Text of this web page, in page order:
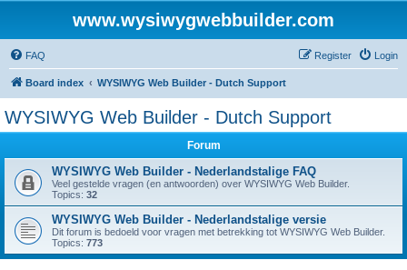
www.wysiwygwebbuilder.com
FAQ Login
Register
Board index WYSIWYG Web Builder - Dutch Support
WYSIWYG Web Builder - Dutch Support
Forum
WYSIWYG Web Builder - Nederlandstalige FAQ
Veel gestelde vragen (en antwoorden) over WYSIWYG Web Builder.
Topics: 32
WYSIWYG Web Builder - Nederlandstalige versie
Dit forum is bedoeld voor vragen met betrekking tot WYSIWYG Web Builder.
Topics: 773